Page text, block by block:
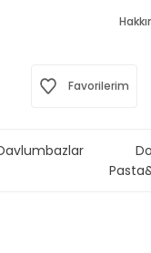
Favorilerim